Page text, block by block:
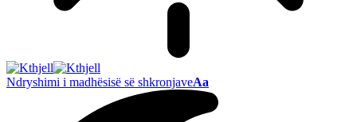
Ndryshimi i madhësisë së shkronjaveAa